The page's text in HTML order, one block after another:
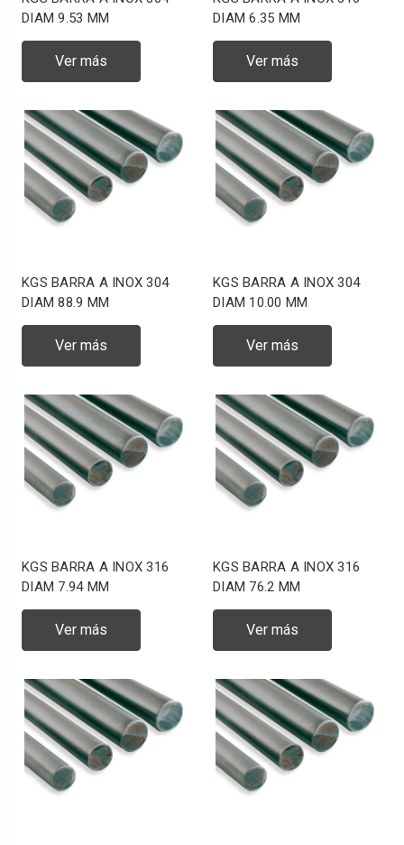
DIAM 9.53 MM
Ver más
DIAM 6.35 MM
Ver más
KGS BARRA A INOX 304
DIAM 88.9 MM
Ver más
KGS BARRA A INOX 304
DIAM 10.00 MM
Ver más
KGS BARRA A INOX 316
DIAM 7.94 MM
Ver más
KGS BARRA A INOX 316
DIAM 76.2 MM
Ver más